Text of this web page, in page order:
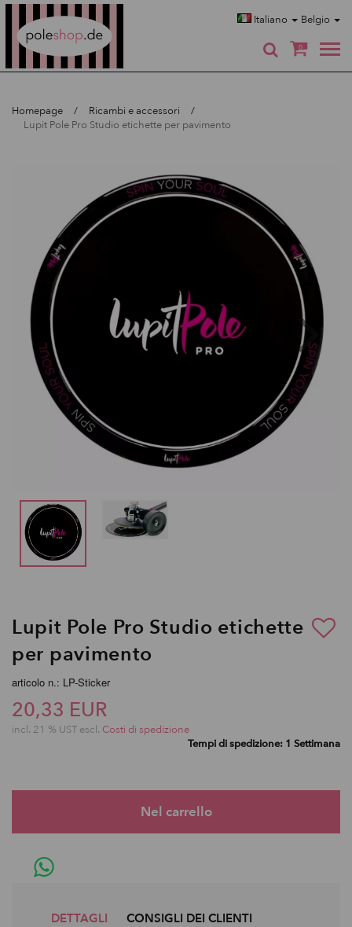
Italiano Belgio
0
Homepage
Ricambi e accessori
Lupit Pole Pro Studio etichette per pavimento
Lupit Pole Pro Studio etichette
per pavimento
articolo n.: LP-Sticker
20,33 EUR
incl. 21 % UST escl. Costi di spedizione
Tempi di spedizione: 1 Settimana
DETTAGLI
CONSIGLI DEI CLIENTI